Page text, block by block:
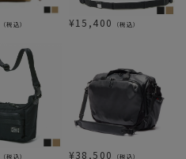
（税込） ¥15,400 （税込）
（税込） ¥38,500 （税込）